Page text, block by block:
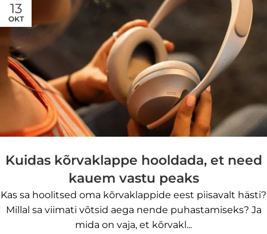
13
OKT
Kuidas kõrvaklappe hooldada, et need
kauem vastu peaks
Kas sa hoolitsed oma kõrvaklappide eest piisavalt hästi?
Millal sa viimati võtsid aega nende puhastamiseks? Ja
mida on vaja, et kõrvakl...